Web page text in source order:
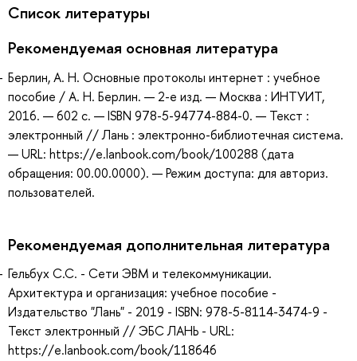
Список литературы
Рекомендуемая основная литература
Берлин, А. Н. Основные протоколы интернет : учебное
пособие / А. Н. Берлин. — 2-е изд. — Москва : ИНТУИТ,
2016. — 602 с. — ISBN 978-5-94774-884-0. — Текст :
электронный // Лань : электронно-библиотечная система.
— URL: https://e.lanbook.com/book/100288 (дата
обращения: 00.00.0000). — Режим доступа: для авториз.
пользователей.
Рекомендуемая дополнительная литература
Гельбух С.С. - Сети ЭВМ и телекоммуникации.
Архитектура и организация: учебное пособие -
Издательство "Лань" - 2019 - ISBN: 978-5-8114-3474-9 -
Текст электронный // ЭБС ЛАНЬ - URL:
https://e.lanbook.com/book/118646